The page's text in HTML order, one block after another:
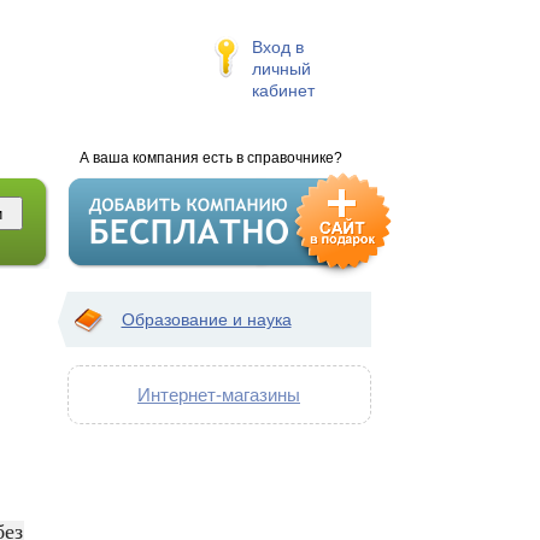
Вход в
личный
кабинет
А ваша компания есть в справочнике?
Образование и наука
Интернет-магазины